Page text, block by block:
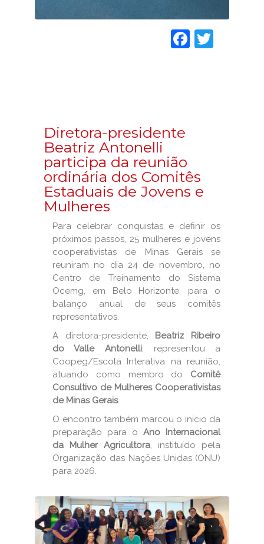
Diretora-presidente
Beatriz Antonelli
participa da reunião
ordinária dos Comitês
Estaduais de Jovens e
Mulheres
Para celebrar conquistas e definir os
próximos passos, 25 mulheres e jovens
cooperativistas de Minas Gerais se
reuniram no dia 24 de novembro, no
Centro de Treinamento do Sistema
Ocemg, em Belo Horizonte, para o
balanço anual de seus comitês
representativos.
A diretora-presidente, Beatriz Ribeiro
do Valle Antonelli, representou a
Coopeg/Escola Interativa na reunião,
atuando como membro do Comitê
Consultivo de Mulheres Cooperativistas
de Minas Gerais.
O encontro também marcou o início da
preparação para o Ano Internacional
da Mulher Agricultora, instituído pela
Organização das Nações Unidas (ONU)
para 2026.